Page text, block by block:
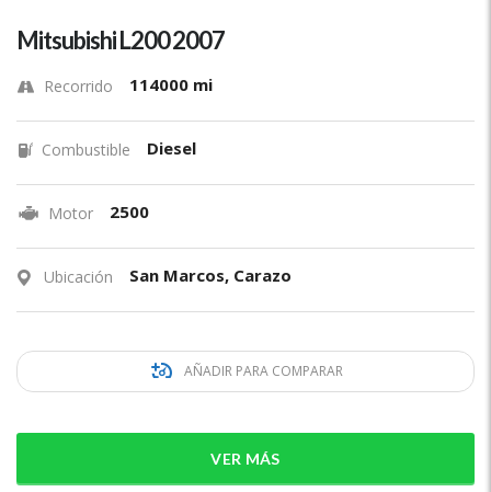
Mitsubishi L200 2007
Recorrido 114000 mi
Combustible Diesel
Motor 2500
Ubicación San Marcos, Carazo
AÑADIR PARA COMPARAR
VER MÁS